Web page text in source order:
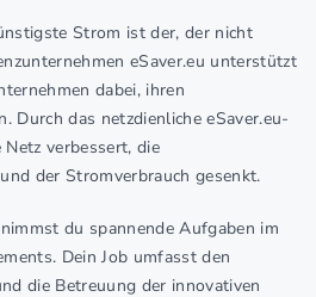
Strom ist der, der nicht
eSaver.eu unterstützt
dabei, ihren
Durch das netzdienliche eSaver.eu-
verbessert, die
der Stromverbrauch gesenkt.
du spannende Aufgaben im
Dein Job umfasst den
die Betreuung der innovativen